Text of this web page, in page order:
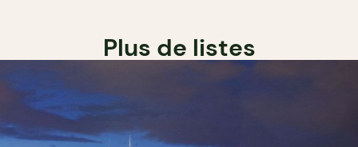
Plus de listes